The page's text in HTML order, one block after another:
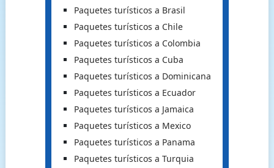
Paquetes turísticos a Brasil
Paquetes turísticos a Chile
Paquetes turísticos a Colombia
Paquetes turísticos a Cuba
Paquetes turísticos a Dominicana
Paquetes turísticos a Ecuador
Paquetes turísticos a Jamaica
Paquetes turísticos a Mexico
Paquetes turísticos a Panama
Paquetes turísticos a Turquia